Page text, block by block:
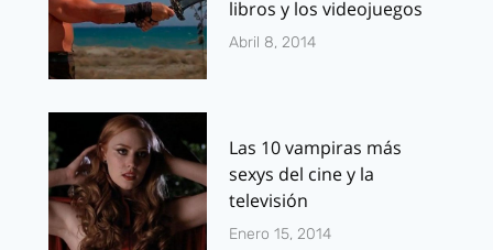
libros y los videojuegos
Abril 8, 2014
Las 10 vampiras más
sexys del cine y la
televisión
Enero 15, 2014